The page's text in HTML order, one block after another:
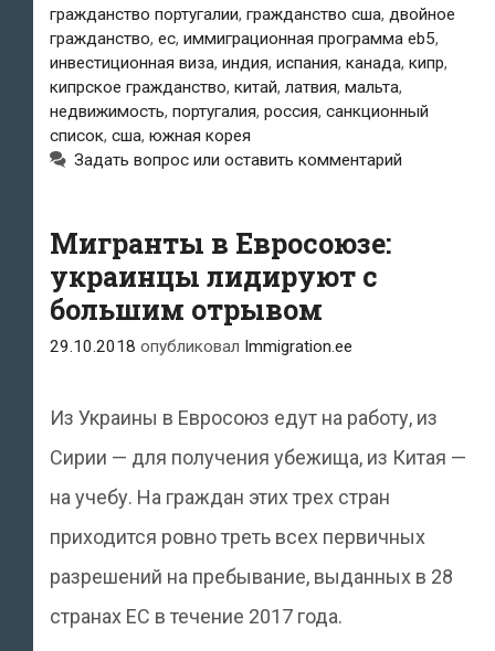
продолжают
продавать
паспорта
гражданство португалии, гражданство сша, двойное
гражданство, ес, иммиграционная программа eb5,
инвестиционная виза, индия, испания, канада, кипр,
кипрское гражданство, китай, латвия, мальта,
недвижимость, португалия, россия, санкционный
список, сша, южная корея
Задать вопрос или оставить комментарий
Мигранты в Евросоюзе:
украинцы лидируют с
большим отрывом
29.10.2018 опубликовал Immigration.ee
Из Украины в Евросоюз едут на работу, из
Сирии — для получения убежища, из Китая —
на учебу. На граждан этих трех стран
приходится ровно треть всех первичных
разрешений на пребывание, выданных в 28
странах ЕС в течение 2017 года.